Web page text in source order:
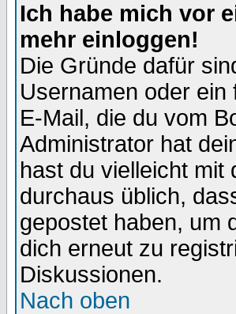
Ich habe mich vor
mehr einloggen!
Die Gründe dafür
Usernamen oder
E-Mail, die du vom
Administrator hat
hast du vielleicht mit
durchaus üblich,
gepostet haben, um
dich erneut zu
Diskussionen.
Nach oben